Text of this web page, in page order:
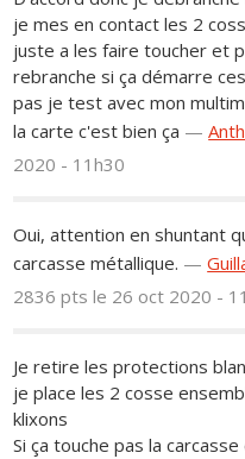
je mes en contact les 2
juste a les faire toucher et
rebranche si ça démarre
pas je test avec mon
la carte c'est bien ça —
2020 - 11h30
Oui, attention en shuntant
carcasse métallique. —
2836 ptsle 26 oct 2020 -
Je retire les protections
je place les 2 cosse
klixons
Si ça touche pas la